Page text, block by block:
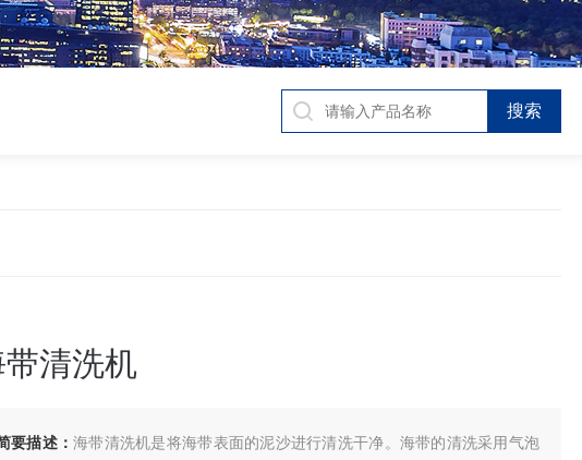
清洗机
要描述：海带清洗机是将海带表面的泥沙进行清洗干净。海带的清洗采用气泡